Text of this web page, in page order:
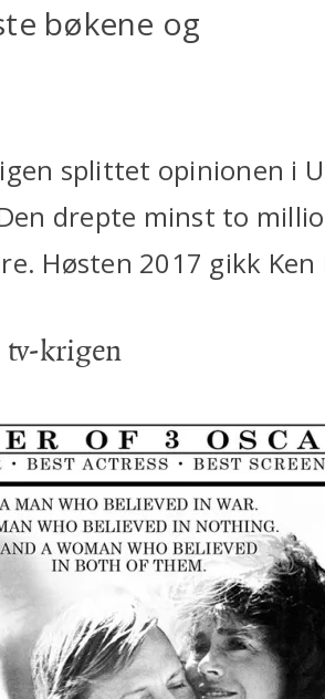
bøkene og
splittet opinionen i
drepte minst to
Høsten 2017 gikk
tv-krigen